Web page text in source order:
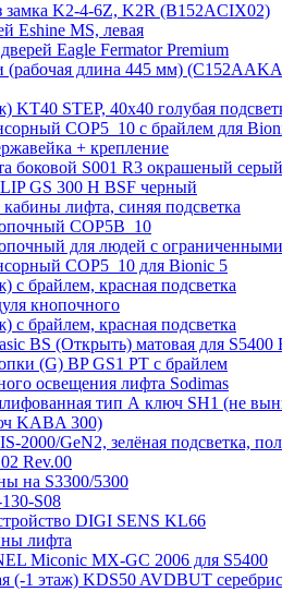
замка K2-4-6Z, K2R (B152ACIX02)
Eshine MS, левая
Eagle Fermator Premium
(рабочая длина 445 мм)
KT40 STEP, 40х40 голубая
COP5_10 с брайлем для
+ крепление
боковой S001 R3 окрашеный серый
GS 300 H BSF черный
лифта, синяя подсветка
COP5B_10
для людей с
COP5_10 для Bionic 5
с брайлем, красная подсветка
кнопочного
с брайлем, красная подсветка
BS (Открыть) матовая для S5400
(G) BP GS1 PT с брайлем
освещения лифта Sodimas
тип А ключ SH1 (не
KABA 300)
2000/GeN2, зелёная подсветка,
Rev.00
на S3300/5300
S08
DIGI SENS KL66
лифта
Miconic MX-GC 2006 для S5400
(-1 этаж) KDS50 AVDBUT